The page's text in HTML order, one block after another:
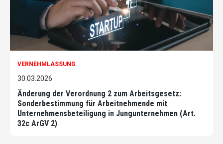
VERNEHMLASSUNG
30.03.2026
Änderung der Verordnung 2 zum Arbeitsgesetz:
Sonderbestimmung für Arbeitnehmende mit
Unternehmensbeteiligung in Jungunternehmen (Art.
32c ArGV 2)